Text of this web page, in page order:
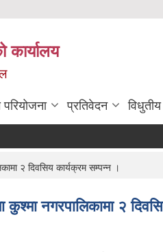
कार्यालय
प्रतिवेदन
२ दिवसिय कार्यक्रम सम्पन्न ।
नगरपालिकामा २